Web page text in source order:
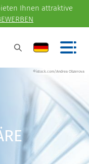
Ihnen attraktive
©istock.com/Andrea Obzerova